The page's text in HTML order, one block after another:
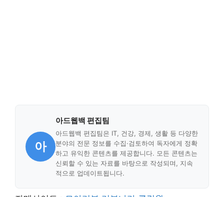
아
아드웹백 편집팀
아드웹백 편집팀은 IT, 건강, 경제, 생활 등 다양한
분야의 전문 정보를 수집·검토하여 독자에게 정확
하고 유익한 콘텐츠를 제공합니다. 모든 콘텐츠는
신뢰할 수 있는 자료를 바탕으로 작성되며, 지속
적으로 업데이트됩니다.